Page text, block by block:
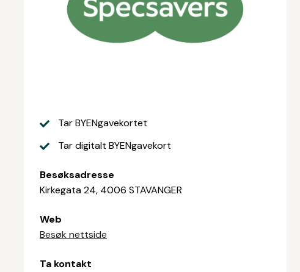
Tar BYENgavekortet
Tar digitalt BYENgavekort
Besøksadresse
Kirkegata 24, 4006 STAVANGER
Web
Besøk nettside
Ta kontakt